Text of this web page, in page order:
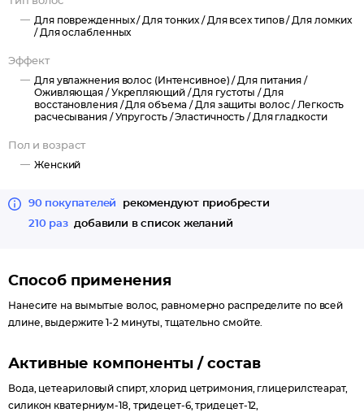
Для поврежденных / Для тонких / Для всех типов / Для ломких
/ Для ослабленных
Эффект
Для увлажнения волос (Интенсивное) / Для питания /
Оживляющая /Укрепляющий /Для густоты / Для
восстановления /Для объема / Для защиты волос / Легкость
расчесывания /Упругость /Эластичность / Для гладкости
Пол и возраст
Женский
90 покупателей
рекомендуют приобрести
210 раз добавили в список желаний
Способ применения
Нанесите на вымытые волос, равномерно распределите по всей
длине, выдержите 1-2 минуты, тщательно смойте.
Активные компоненты / состав
Вода, цетеариловый спирт, хлорид цетримония, глицерилстеарат,
силикон кватерниум-18, тридецет-6, тридецет-12,